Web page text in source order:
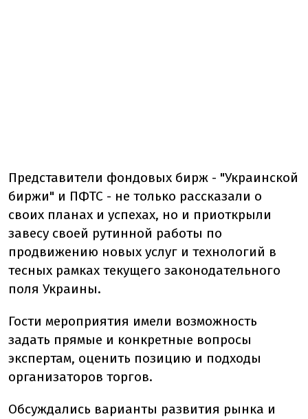
Представители фондовых бирж - "Украинской
биржи" и ПФТС - не только рассказали о
своих планах и успехах, но и приоткрыли
завесу своей рутинной работы по
продвижению новых услуг и технологий в
тесных рамках текущего законодательного
поля Украины.
Гости мероприятия имели возможность
задать прямые и конкретные вопросы
экспертам, оценить позицию и подходы
организаторов торгов.
Обсуждались варианты развития рынка и